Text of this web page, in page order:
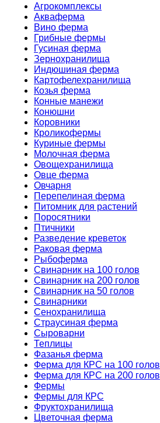
Агрокомплексы
Акваферма
Вино ферма
Грибные фермы
Гусиная ферма
Зернохранилища
Индюшиная ферма
Картофелехранилища
Козья ферма
Конные манежи
Конюшни
Коровники
Кроликофермы
Куриные фермы
Молочная ферма
Овощехранилища
Овце ферма
Овчарня
Перепелиная ферма
Питомник для растений
Поросятники
Птичники
Разведение креветок
Раковая ферма
Рыбоферма
Свинарник на 100 голов
Свинарник на 200 голов
Свинарник на 50 голов
Свинарники
Сенохранилища
Страусиная ферма
Сыроварни
Теплицы
Фазанья ферма
Ферма для КРС на 100 голов
Ферма для КРС на 200 голов
Фермы
Фермы для КРС
Фруктохранилища
Цветочная ферма